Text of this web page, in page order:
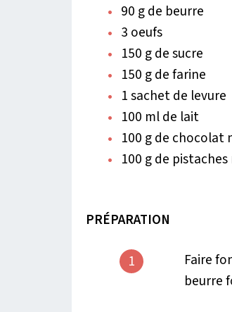
90 g de beurre
3 oeufs
150 g de sucre
150 g de farine
1 sachet de levure
100 ml de lait
100 g de chocolat
100 g de
PRÉPARATION
1
Faire
beurre